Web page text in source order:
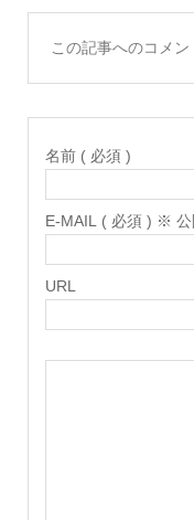
この記事へのコメン
名前 ( 必須 )
E-MAIL ( 必須 ) ※ 公
URL